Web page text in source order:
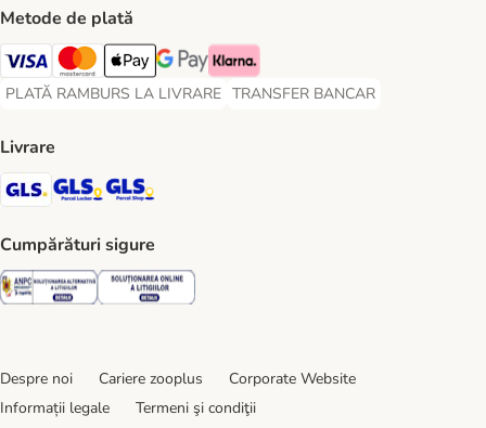
Metode de plată
Visa Payment Method
Master Card Payment Method
Apple Pay Payment Method
Google Pay Payment Method
Klarna Payment Method
PLATĂ RAMBURS LA LIVRARE
PLATĂ RAMBURS LA LIVRARE Payment Method
TRANSFER BANCAR
TRANSFER BANCAR Payment
Livrare
GLS Shipping Method
GLS Locker Shipping Method
Cumpărături sigure
Security Security
Despre noi Cariere zooplus
Corporate Website
Informații legale
Termeni şi condiţii